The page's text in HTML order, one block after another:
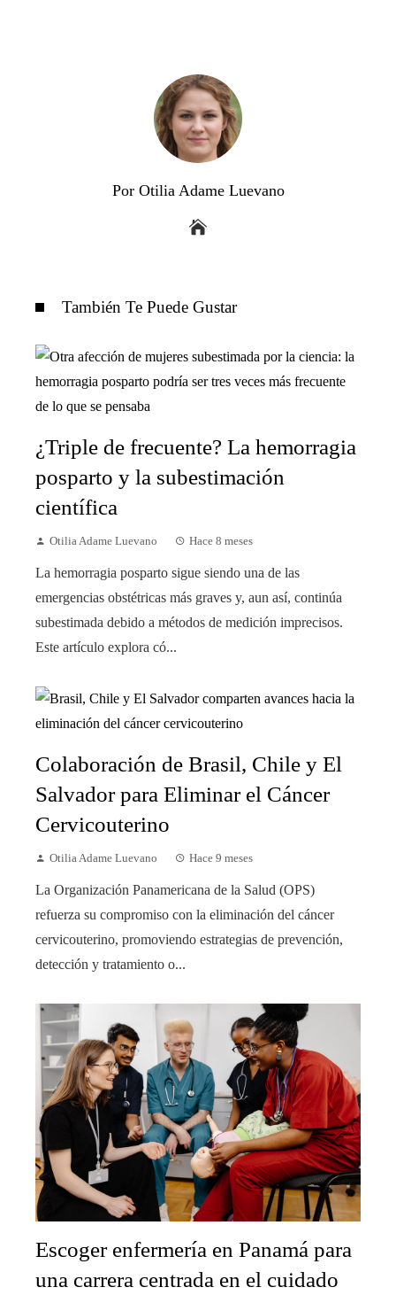
Por Otilia Adame Luevano
También Te Puede Gustar
¿Triple de frecuente? La hemorragia
posparto y la subestimación
científica
Otilia Adame Luevano Hace 8 meses
La hemorragia posparto sigue siendo una de las
emergencias obstétricas más graves y, aun así, continúa
subestimada debido a métodos de medición imprecisos.
Este artículo explora có...
Colaboración de Brasil, Chile y El
Salvador para Eliminar el Cáncer
Cervicouterino
Otilia Adame Luevano Hace 9 meses
La Organización Panamericana de la Salud (OPS)
refuerza su compromiso con la eliminación del cáncer
cervicouterino, promoviendo estrategias de prevención,
detección y tratamiento o...
Escoger enfermería en Panamá para
una carrera centrada en el cuidado